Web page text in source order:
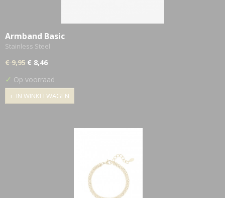
Armband Basic
Stainless Steel
€ 9,95 € 8,46
✓ Op voorraad
IN WINKELWAGEN